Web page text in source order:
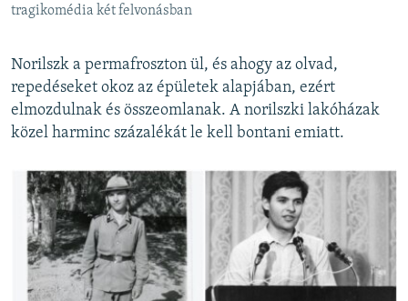
tragikomédia két felvonásban
Norilszk a permafroszton ül, és ahogy az olvad,
repedéseket okoz az épületek alapjában, ezért
elmozdulnak és összeomlanak. A norilszki lakóházak
közel harminc százalékát le kell bontani emiatt.